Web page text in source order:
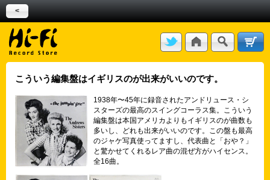
<
こういう編集盤はイギリスのが出来がいいのです。
1938年〜45年に録音されたアンドリュース・シ
スターズの最高のスイングコーラス集。こういう
編集盤は本国アメリカよりもイギリスのが曲数も
多いし、どれも出来がいいのです。この盤も最高
のジャケ写真使ってますし、代表曲と「おや？」
と驚かせてくれるレア曲の混ぜ方がハイセンス。
全16曲。